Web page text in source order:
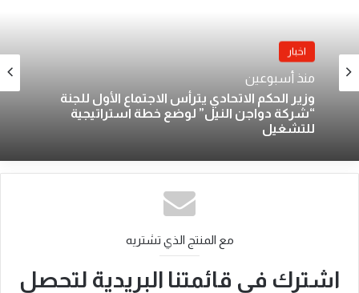
اخبار
منذ أسبوعين
وزير الحكم الاتحادي يترأس الاجتماع الأول للجنة
“شركة دواجن النيل” لوضع خطة استراتيجية
للتشغيل
مع المنتج الذي تشتريه
اشترك في قائمتنا البريدية لتحصل